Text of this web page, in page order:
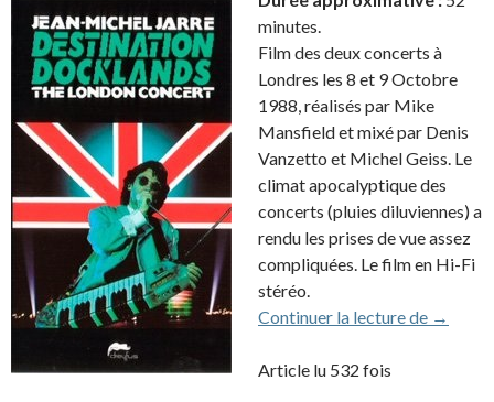
minutes.
Film des deux concerts à
Londres les 8 et 9 Octobre
1988, réalisés par Mike
Mansfield et mixé par Denis
Vanzetto et Michel Geiss. Le
climat apocalyptique des
concerts (pluies diluviennes) a
rendu les prises de vue assez
compliquées. Le film en Hi-Fi
stéréo.
Continuer la lecture de VHS:
→
Article lu 532 fois